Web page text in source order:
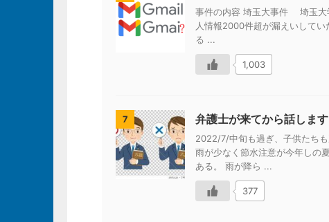
事件の内容 埼玉大事件 埼玉大
人情報2000件超が漏えいして
る ...
1,003
7 弁護士が来てから話します
2022/7/中旬も過ぎ、子供たち
雨が少なく節水注意が今年しの
ある。 雨が降ら ...
377